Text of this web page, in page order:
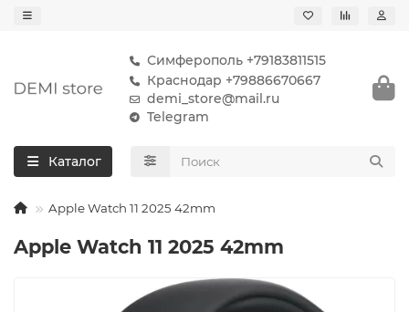
Симферополь +79183811515
Краснодар +79886670667
demi_store@mail.ru
Telegram
Каталог
Apple Watch 11 2025 42mm
Apple Watch 11 2025 42mm